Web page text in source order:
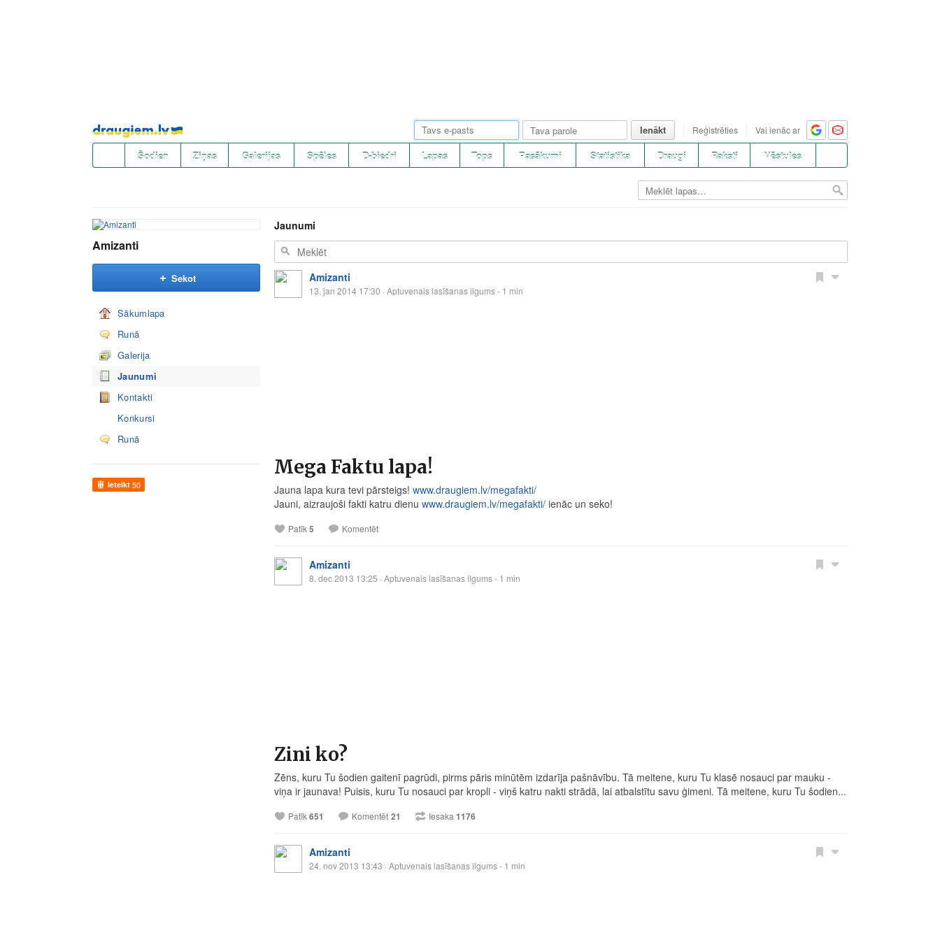
Pāriet
uz
saturu
Ienākt Reģistrēties Vai ienāc ar
Šodien Ziņas Galerijas Spēles D-biedri Lapas Tops Pasākumi Statistika Draugi Raksti Vēstules
Amizanti
Sekot
Sākumlapa
Runā
Galerija
Jaunumi
Kontakti
Konkursi
Runā
Ieteikt 50
Jaunumi
Amizanti
13. jan 2014 17:30 · Aptuvenais lasīšanas ilgums - 1 min
Mega Faktu lapa!
Jauna lapa kura tevi pārsteigs! www.draugiem.lv/megafakti/
Jauni, aizraujoši fakti katru dienu www.draugiem.lv/megafakti/ ienāc un seko!
Patīk5 Komentēt
Amizanti
8. dec 2013 13:25 · Aptuvenais lasīšanas ilgums - 1 min
Zini ko?
Zēns, kuru Tu šodien gaitenī pagrūdi, pirms pāris minūtēm izdarīja pašnāvību. Tā meitene, kuru Tu klasē nosauci par mauku -
viņa ir jaunava! Puisis, kuru Tu nosauci par kropli - viņš katru nakti strādā, lai atbalstītu savu ģimeni. Tā meitene, kuru Tu šodien...
Patīk651 Komentēt 21 Iesaka 1176
Amizanti
24. nov 2013 13:43 · Aptuvenais lasīšanas ilgums - 1 min